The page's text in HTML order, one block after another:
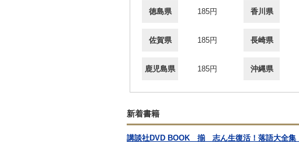
徳島県 185円 香川県
佐賀県 185円 長崎県
鹿児島県 185円 沖縄県
新着書籍
講談社DVD BOOK 揃 志ん生復活！落語大全集